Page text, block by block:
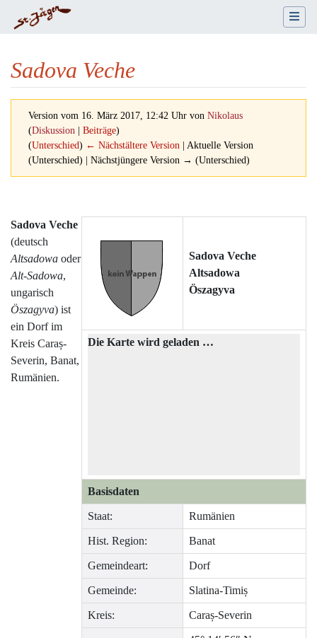
Sadova Veche
Version vom 16. März 2017, 12:42 Uhr von Nikolaus
(Diskussion Beiträge)
(Unterschied) ← Nächstältere Version | Aktuelle Version
(Unterschied) | Nächstjüngere Version → (Unterschied)
Sadova Veche
Altsadowa
Öszagyva
Die Karte wird geladen …
Basisdaten
Staat: Rumänien
Hist. Region: Banat
Gemeindeart: Dorf
Gemeinde: Slatina-Timiș
Kreis: Caraș-Severin
Sadova Veche
(deutsch
Altsadowa oder
Alt-Sadowa,
ungarisch
Öszagyva) ist
ein Dorf im
Kreis Caraș-
Severin, Banat,
Rumänien.